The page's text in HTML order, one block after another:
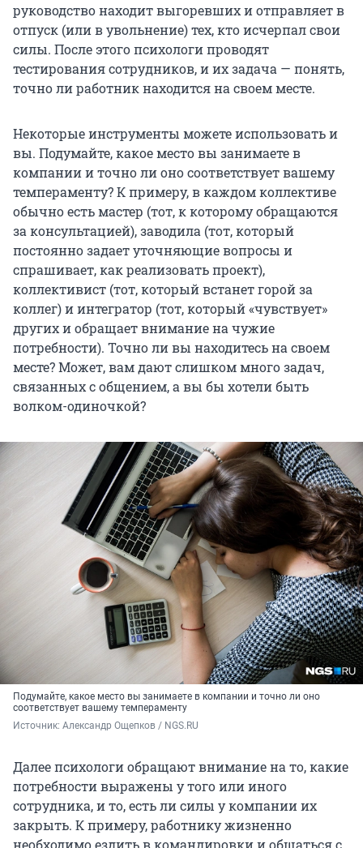
руководство находит выгоревших и отправляет в
отпуск (или в увольнение) тех, кто исчерпал свои
силы. После этого психологи проводят
тестирования сотрудников, и их задача — понять,
точно ли работник находится на своем месте.
Некоторые инструменты можете использовать и
вы. Подумайте, какое место вы занимаете в
компании и точно ли оно соответствует вашему
темпераменту? К примеру, в каждом коллективе
обычно есть мастер (тот, к которому обращаются
за консультацией), заводила (тот, который
постоянно задает уточняющие вопросы и
спрашивает, как реализовать проект),
коллективист (тот, который встанет горой за
коллег) и интегратор (тот, который «чувствует»
других и обращает внимание на чужие
потребности). Точно ли вы находитесь на своем
месте? Может, вам дают слишком много задач,
связанных с общением, а вы бы хотели быть
волком-одиночкой?
Подумайте, какое место вы занимаете в компании и точно ли оно
соответствует вашему темпераменту
Источник: Александр Ощепков / NGS.RU
Далее психологи обращают внимание на то, какие
потребности выражены у того или иного
сотрудника, и то, есть ли силы у компании их
закрыть. К примеру, работнику жизненно
необходимо ездить в командировки и общаться с